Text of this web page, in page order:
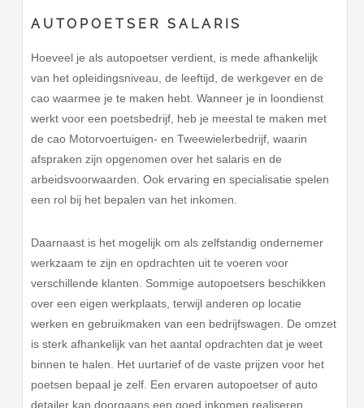
AUTOPOETSER SALARIS
Hoeveel je als autopoetser verdient, is mede afhankelijk
van het opleidingsniveau, de leeftijd, de werkgever en de
cao waarmee je te maken hebt. Wanneer je in loondienst
werkt voor een poetsbedrijf, heb je meestal te maken met
de cao Motorvoertuigen- en Tweewielerbedrijf, waarin
afspraken zijn opgenomen over het salaris en de
arbeidsvoorwaarden. Ook ervaring en specialisatie spelen
een rol bij het bepalen van het inkomen.
Daarnaast is het mogelijk om als zelfstandig ondernemer
werkzaam te zijn en opdrachten uit te voeren voor
verschillende klanten. Sommige autopoetsers beschikken
over een eigen werkplaats, terwijl anderen op locatie
werken en gebruikmaken van een bedrijfswagen. De omzet
is sterk afhankelijk van het aantal opdrachten dat je weet
binnen te halen. Het uurtarief of de vaste prijzen voor het
poetsen bepaal je zelf. Een ervaren autopoetser of auto
detailer kan doorgaans een goed inkomen realiseren.